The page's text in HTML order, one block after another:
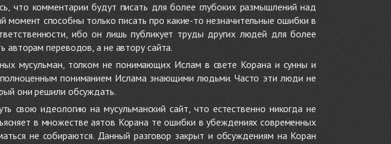
что комментарии будут писать для более глубоких размышлений над
момент способны только писать про какие-то незначительные ошибки в
ибо он лишь публикует труды других людей для более
авторам переводов, а не автору сайта.
мусульман, толком не понимающих Ислам в свете Корана и сунны и
пониманием Ислама знающими людьми. Часто эти люди не
они решили обсуждать.
свою идеологию на мусульманский сайт, что естественно никогда не
в множестве аятов Корана те ошибки в убеждениях современных
не собираются. Данный разговор закрыт и обсуждениям на Коран